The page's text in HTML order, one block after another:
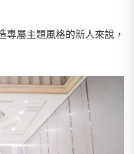
專屬主題風格的新人來說，